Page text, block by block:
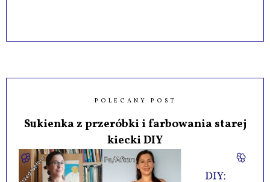
POLECANY POST
Sukienka z przeróbki i farbowania starej
kiecki DIY